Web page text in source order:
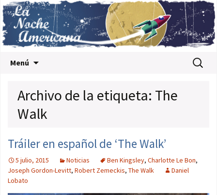
Menú Buscar:
Archivo de la etiqueta: The
Walk
Tráiler en español de ‘The Walk’
5 julio, 2015 Noticias Ben Kingsley, Charlotte Le Bon,
Joseph Gordon-Levitt, Robert Zemeckis, The Walk
Daniel
Lobato